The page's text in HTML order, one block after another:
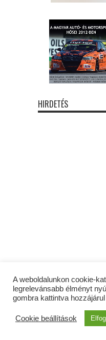
HIRDETÉS
Amdala.hu ©
A weboldalunkon cookie-
legrelevánsabb élményt
gombra kattintva
Cookie beállítások